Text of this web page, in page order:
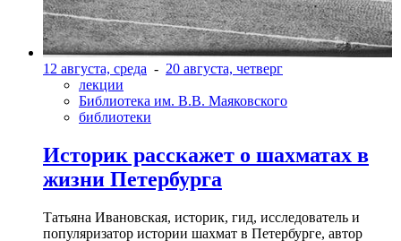
12 августа, среда - 20 августа, четверг
лекции
Библиотека им. В.В. Маяковского
библиотеки
Историк расскажет о шахматах в
жизни Петербурга
Татьяна Ивановская, историк, гид, исследователь и
популяризатор истории шахмат в Петербурге, автор